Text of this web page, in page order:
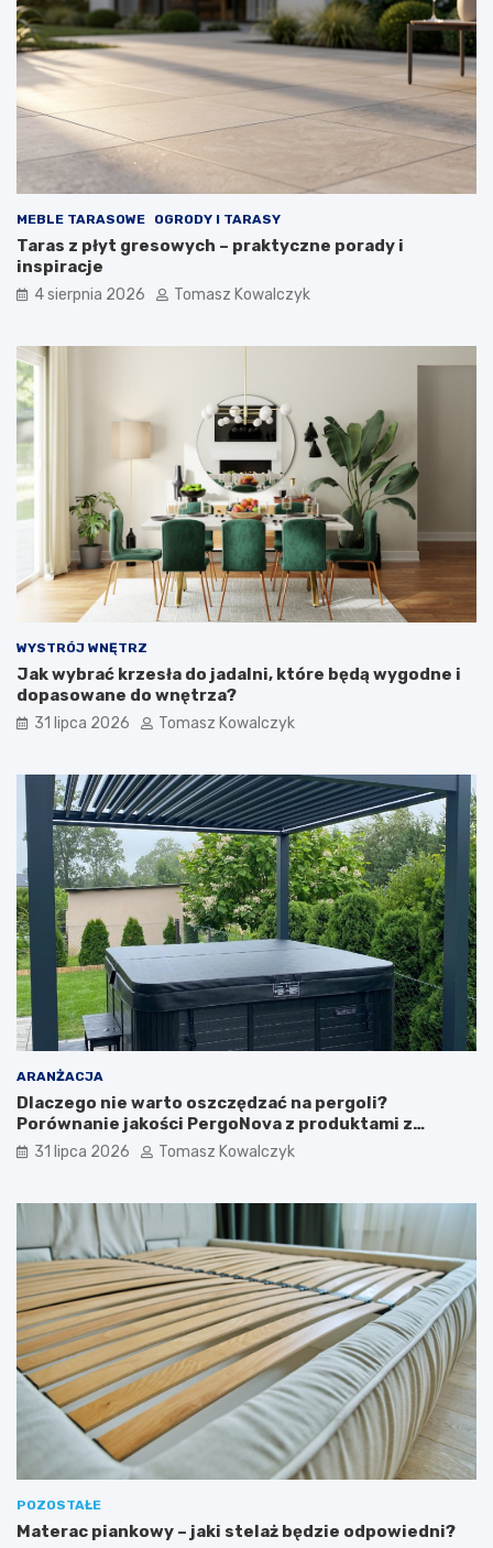
MEBLE TARASOWE OGRODY I TARASY
Taras z płyt gresowych – praktyczne porady i
inspiracje
4 sierpnia 2026 Tomasz Kowalczyk
WYSTRÓJ WNĘTRZ
Jak wybrać krzesła do jadalni, które będą wygodne i
dopasowane do wnętrza?
31 lipca 2026 Tomasz Kowalczyk
ARANŻACJA
Dlaczego nie warto oszczędzać na pergoli?
Porównanie jakości PergoNova z produktami z
marketu
31 lipca 2026 Tomasz Kowalczyk
POZOSTAŁE
Materac piankowy – jaki stelaż będzie odpowiedni?